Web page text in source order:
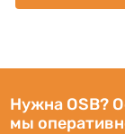
Нужна OSB?
мы